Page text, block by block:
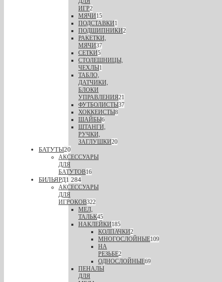
ИГР2
МЯЧИ15
ПОДСТАВКИ1
ПОДШИПНИКИ2
РАКЕТКИ,
МЯЧИ37
СЕТКИ5
СТОЛЕШНИЦЫ,
ЧЕХЛЫ1
ТАБЛО,
ДАТЧИКИ,
БЛОКИ
УПРАВЛЕНИЯ21
ФУТБОЛИСТЫ37
ХОККЕИСТЫ8
ШАЙБЫ6
ШТАНГИ,
РУЧКИ,
ЗАГЛУШКИ20
БАТУТЫ20
АКСЕССУАРЫ
ДЛЯ
БАТУТОВ16
БИЛЬЯРД1 284
АКСЕССУАРЫ
ДЛЯ
ИГРОКОВ322
МЕЛ,
ТАЛЬК45
НАКЛЕЙКИ185
КОЛПАЧКИ2
МНОГОСЛОЙНЫЕ109
НА
РЕЗЬБЕ2
ОДНОСЛОЙНЫЕ69
ПЕНАЛЫ
ДЛЯ